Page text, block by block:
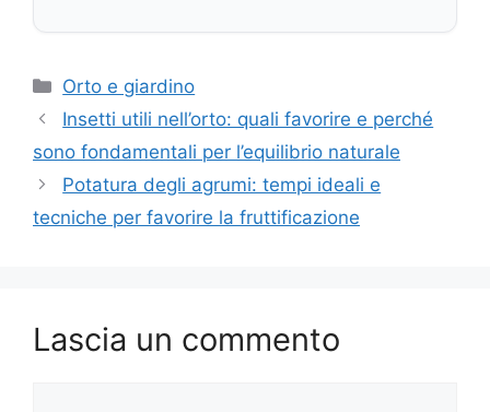
Categorie
Orto e giardino
Insetti utili nell’orto: quali favorire e perché
sono fondamentali per l’equilibrio naturale
Potatura degli agrumi: tempi ideali e
tecniche per favorire la fruttificazione
Lascia un commento